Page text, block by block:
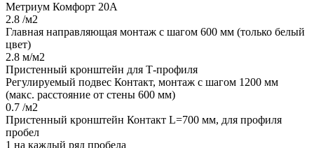
Метриум Комфорт 20А
2.8 /м2
Главная направляющая монтаж с шагом 600 мм (только белый
цвет)
2.8 м/м2
Пристенный кронштейн для Т-профиля
Регулируемый подвес Контакт, монтаж с шагом 1200 мм
(макс. расстояние от стены 600 мм)
0.7 /м2
Пристенный кронштейн Контакт L=700 мм, для профиля
пробел
1 на каждый ряд пробела